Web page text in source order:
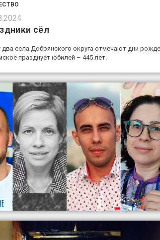
сёл
два села Добрянского округа отмечают дни
празднует юбилей – 445 лет.